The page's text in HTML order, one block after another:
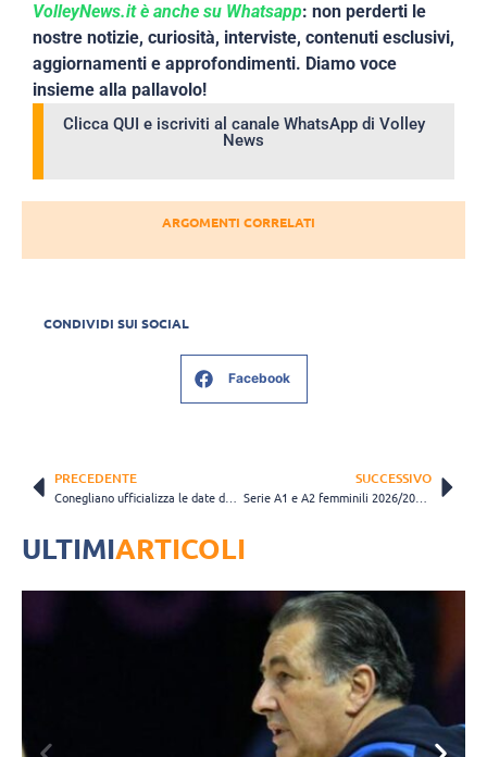
VolleyNews.it è anche su Whatsapp: non perderti le
nostre notizie, curiosità, interviste, contenuti esclusivi,
aggiornamenti e approfondimenti. Diamo voce
insieme alla pallavolo!
Clicca QUI e iscriviti al canale WhatsApp di Volley
News
ARGOMENTI CORRELATI
CONDIVIDI SUI SOCIAL
Facebook
PRECEDENTE SUCCESSIVO
Serie A1 e A2 femminili 2026/2027: ecco tutte le squadre iscritte
ULTIMIARTICOLI